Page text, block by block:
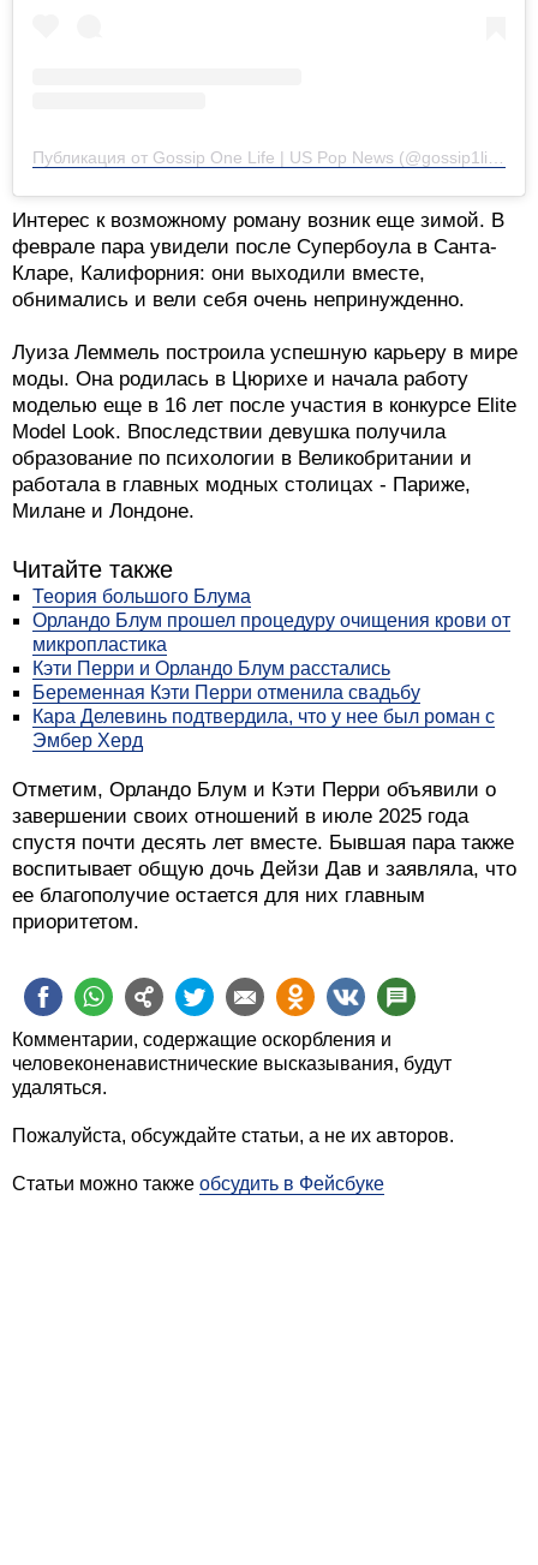
Интерес к возможному роману возник еще зимой. В
феврале пара увидели после Супербоула в Санта-
Кларе, Калифорния: они выходили вместе,
обнимались и вели себя очень непринужденно.
Луиза Леммель построила успешную карьеру в мире
моды. Она родилась в Цюрихе и начала работу
моделью еще в 16 лет после участия в конкурсе Elite
Model Look. Впоследствии девушка получила
образование по психологии в Великобритании и
работала в главных модных столицах - Париже,
Милане и Лондоне.
Читайте также
Теория большого Блума
Орландо Блум прошел процедуру очищения крови от
микропластика
Кэти Перри и Орландо Блум расстались
Беременная Кэти Перри отменила свадьбу
Кара Делевинь подтвердила, что у нее был роман с
Эмбер Херд
Отметим, Орландо Блум и Кэти Перри объявили о
завершении своих отношений в июле 2025 года
спустя почти десять лет вместе. Бывшая пара также
воспитывает общую дочь Дейзи Дав и заявляла, что
ее благополучие остается для них главным
приоритетом.
Комментарии, содержащие оскорбления и
человеконенавистнические высказывания, будут
удаляться.
Пожалуйста, обсуждайте статьи, а не их авторов.
Статьи можно также обсудить в Фейсбуке